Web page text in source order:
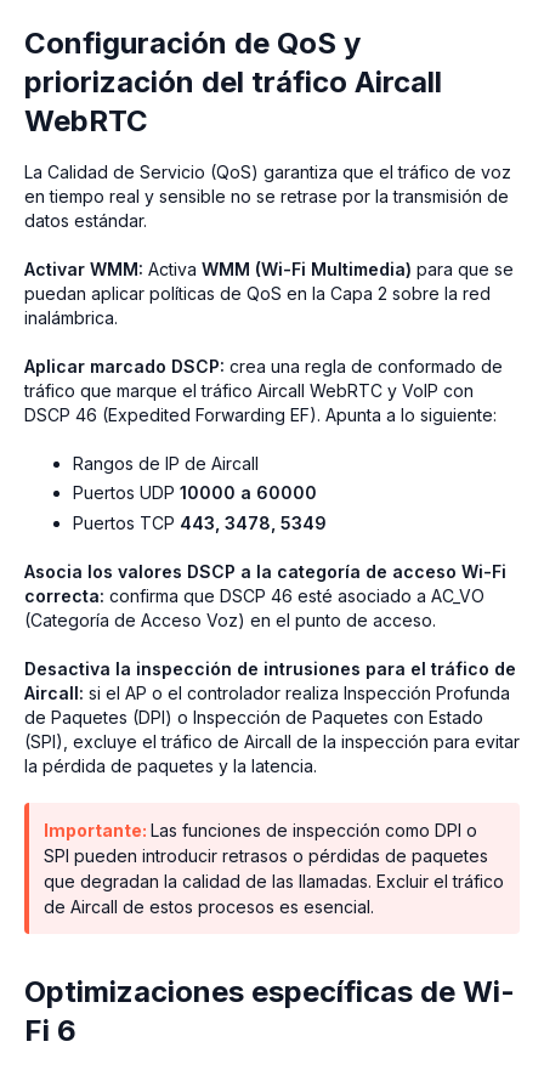
Configuración de QoS y
priorización del tráfico Aircall
WebRTC
La Calidad de Servicio (QoS) garantiza que el tráfico de voz
en tiempo real y sensible no se retrase por la transmisión de
datos estándar.
Activar WMM: Activa WMM (Wi-Fi Multimedia) para que se
puedan aplicar políticas de QoS en la Capa 2 sobre la red
inalámbrica.
Aplicar marcado DSCP: crea una regla de conformado de
tráfico que marque el tráfico Aircall WebRTC y VoIP con
DSCP 46 (Expedited Forwarding EF). Apunta a lo siguiente:
Rangos de IP de Aircall
Puertos UDP 10000 a 60000
Puertos TCP 443, 3478, 5349
Asocia los valores DSCP a la categoría de acceso Wi-Fi
correcta: confirma que DSCP 46 esté asociado a AC_VO
(Categoría de Acceso Voz) en el punto de acceso.
Desactiva la inspección de intrusiones para el tráfico de
Aircall: si el AP o el controlador realiza Inspección Profunda
de Paquetes (DPI) o Inspección de Paquetes con Estado
(SPI), excluye el tráfico de Aircall de la inspección para evitar
la pérdida de paquetes y la latencia.
Importante: Las funciones de inspección como DPI o
SPI pueden introducir retrasos o pérdidas de paquetes
que degradan la calidad de las llamadas. Excluir el tráfico
de Aircall de estos procesos es esencial.
Optimizaciones específicas de Wi-
Fi 6